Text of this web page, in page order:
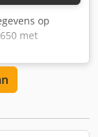
op
met
KKI 650
65 cm
-